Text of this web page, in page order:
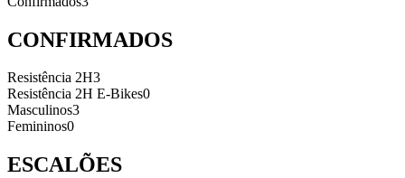
CONFIRMADOS
Resistência 2H3
Resistência 2H E-Bikes0
Masculinos3
Femininos0
ESCALÕES